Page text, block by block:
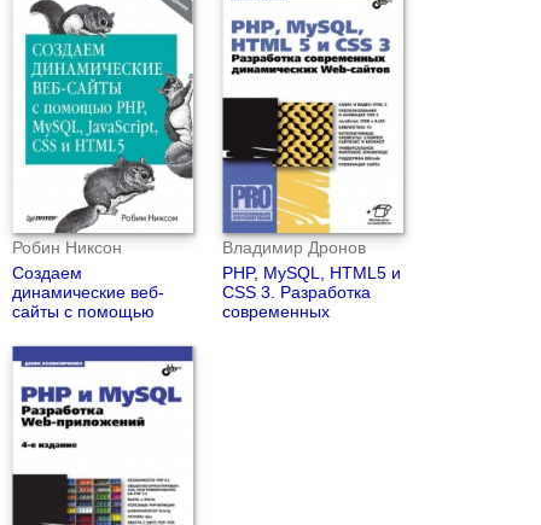
Робин Никсон
Создаем
динамические веб-
сайты с помощью
JavaScript, CSS и
HTML5
Владимир Дронов
PHP, MySQL, HTML5 и
CSS 3. Разработка
современных